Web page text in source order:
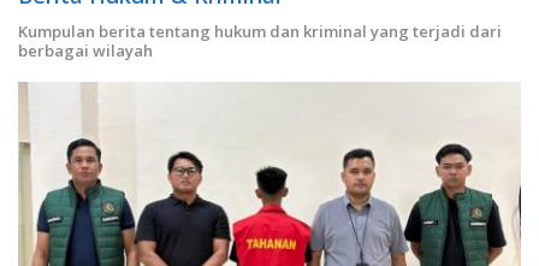
Kumpulan berita tentang hukum dan kriminal yang terjadi dari
berbagai wilayah